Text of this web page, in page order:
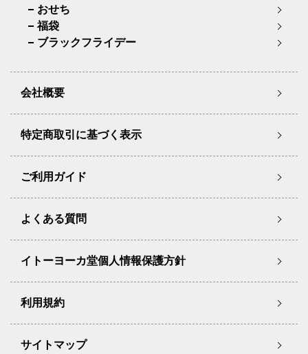
おせち
福袋
ブラックフライデー
会社概要
特定商取引に基づく表示
ご利用ガイド
よくある質問
イトーヨーカ堂個人情報保護方針
利用規約
サイトマップ